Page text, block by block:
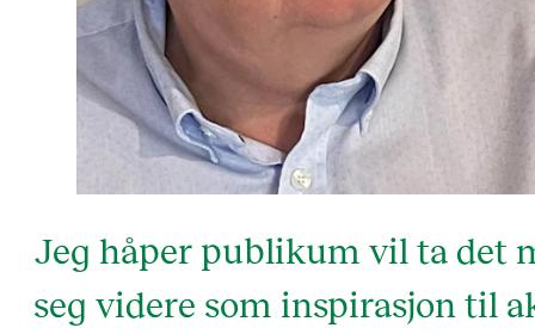
Jeg håper publikum vil ta det
seg videre som inspirasjon til